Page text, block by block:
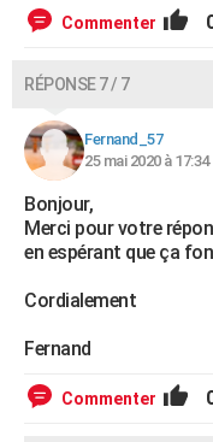
Commenter
RÉPONSE 7 / 7
Fernand_57
25 mai 2020 à 17:34
Bonjour,
Merci pour votre
en espérant que ça
Cordialement
Fernand
Commenter